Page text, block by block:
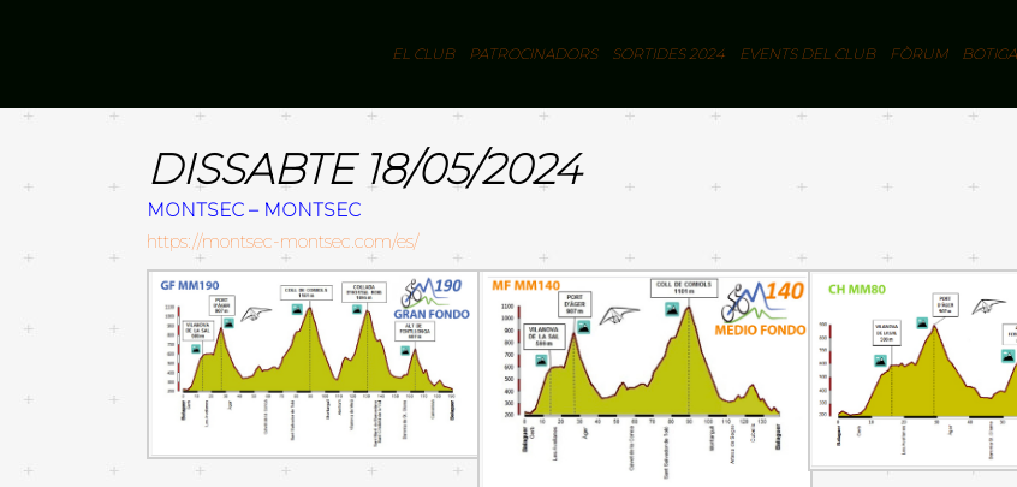
EL CLUB PATROCINADORS SORTIDES 2024 EVENTS DEL CLUB FÒRUM BOTIGA
DISSABTE 18/05/2024
MONTSEC – MONTSEC
https://montsec-montsec.com/es/